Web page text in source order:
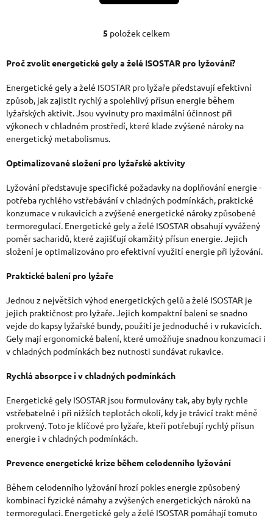
O
V
L
Á
D
C
Í
P
R
V
V
Ý
P
S
U
5 položek celkem
Proč zvolit energetické gely a želé ISOSTAR pro lyžování?
Energetické gely a želé ISOSTAR pro lyžaře představují efektivní
způsob, jak zajistit rychlý a spolehlivý přísun energie během
lyžařských aktivit. Jsou vyvinuty pro maximální účinnost při
výkonech v chladném prostředí, které klade zvýšené nároky na
energetický metabolismus.
Optimalizované složení pro lyžařské aktivity
Lyžování představuje specifické požadavky na doplňování energie -
potřeba rychlého vstřebávání v chladných podmínkách, praktické
konzumace v rukavicích a zvýšené energetické nároky způsobené
termoregulací. Energetické gely a želé ISOSTAR obsahují vyvážený
poměr sacharidů, které zajišťují okamžitý přísun energie. Jejich
složení je optimalizováno pro efektivní využití energie při lyžování.
Praktické balení pro lyžaře
Jednou z největších výhod energetických gelů a želé ISOSTAR je
jejich praktičnost pro lyžaře. Jejich kompaktní balení se snadno
vejde do kapsy lyžařské bundy, použití je jednoduché i v rukavicích.
Gely mají ergonomické balení, které umožňuje snadnou konzumaci i
v chladných podmínkách bez nutnosti sundávat rukavice.
Rychlá absorpce i v chladných podmínkách
Energetické gely ISOSTAR jsou formulovány tak, aby byly rychle
vstřebatelné i při nižších teplotách okolí, kdy je trávicí trakt méně
prokrvený. Toto je klíčové pro lyžaře, kteří potřebují rychlý přísun
energie i v chladných podmínkách.
Prevence energetické krize během celodenního lyžování
Během celodenního lyžování hrozí pokles energie způsobený
kombinací fyzické námahy a zvýšených energetických nároků na
termoregulaci. Energetické gely a želé ISOSTAR pomáhají tomuto